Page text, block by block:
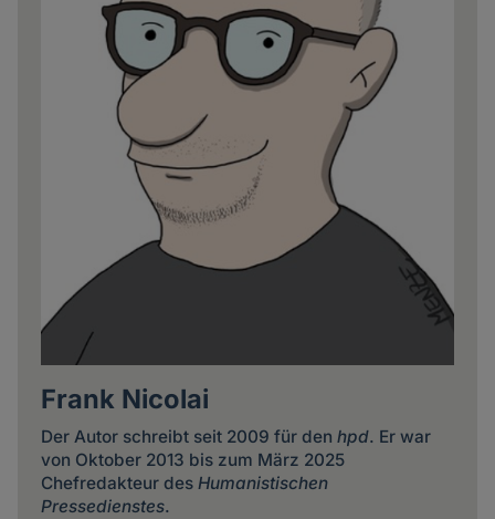
Frank Nicolai
Der Autor schreibt seit 2009 für den hpd. Er war
von Oktober 2013 bis zum März 2025
Chefredakteur des Humanistischen
Pressedienstes.